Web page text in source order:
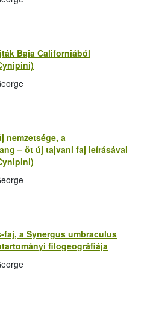
Baja Californiából
nemzetsége, a
– öt új tajvani faj leírásával
faj, a Synergus umbraculus
filogeográfiája